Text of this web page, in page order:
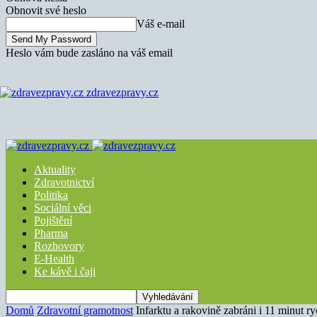
Obnovit své heslo
Váš e-mail
Heslo vám bude zasláno na váš email
zdravezpravy.cz
Aktuality
Zdravotnictví
Politika
Sociální věci
Pojištění
Pharma
Rozhovory
E-Health
Ke kávě i čaji
Domů Zdravotní gramotnost Infarktu a rakovině zabráni i 11 minut